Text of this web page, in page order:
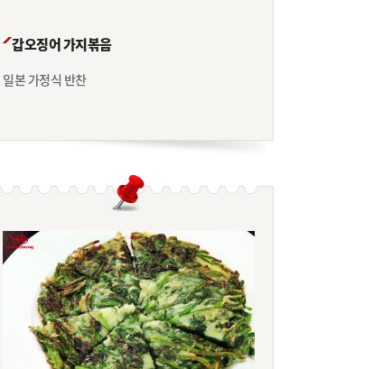
갑오징어 가지볶음
일본 가정식 반찬